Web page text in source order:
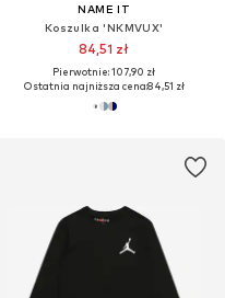
NAME IT
Koszulka 'NKMVUX'
84,51 zł
Pierwotnie: 107,90 zł
Ostatnia najniższa cena:84,51 zł